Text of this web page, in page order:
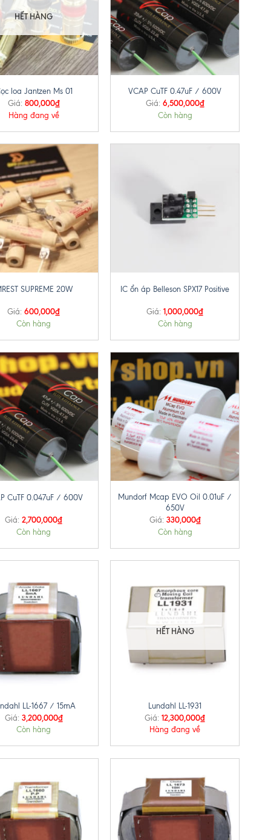
HẾT HÀNG
loa Jantzen Ms 01
Giá: 800,000₫
Hàng đang về
VCAP CuTF 0.47uF / 600V
Giá: 6,500,000₫
Còn hàng
SUPREME 20W
Giá: 600,000₫
Còn hàng
IC ổn áp Belleson SPX17 Positive
Giá: 1,000,000₫
Còn hàng
CuTF 0.047uF / 600V
Giá: 2,700,000₫
Còn hàng
+
Mundorf Mcap EVO Oil 0.01uF /
650V
Giá: 330,000₫
Còn hàng
LL-1667 / 15mA
Giá: 3,200,000₫
Còn hàng
HẾT HÀNG
Lundahl LL-1931
Giá: 12,300,000₫
Hàng đang về